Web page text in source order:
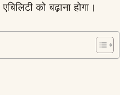
को बढ़ाना होगा।